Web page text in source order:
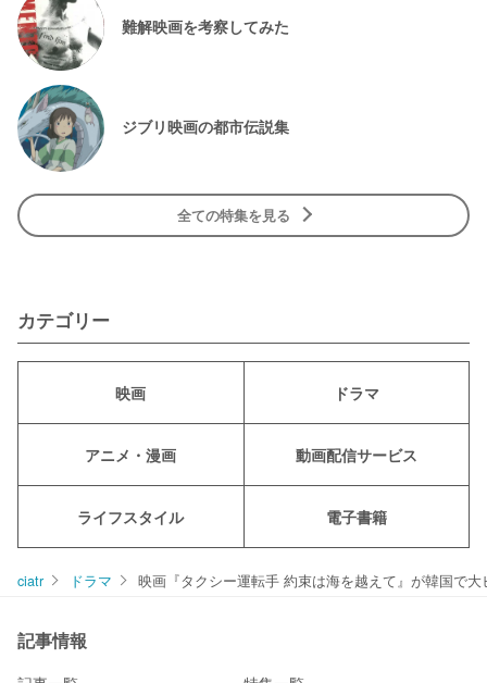
難解映画を考察してみた
ジブリ映画の都市伝説集
全ての特集を見る
カテゴリー
映画 ドラマ
アニメ・漫画 動画配信サービス
ライフスタイル 電子書籍
ciatr ドラマ 映画『タクシー運転手 約束は海を越えて』が韓国で
記事情報